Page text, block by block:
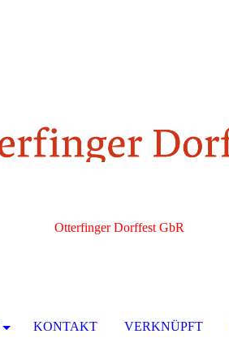
Otterfinger Dorffest GbR
KONTAKT VERKNÜPFT